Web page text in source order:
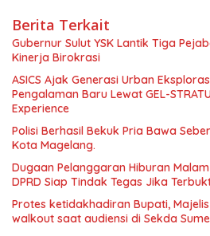
Berita Terkait
Gubernur Sulut YSK Lantik Tiga Pejabat Eselon II, Perkuat
Kinerja Birokrasi
ASICS Ajak Generasi Urban
Pengalaman Baru Lewat GEL-
Experience
Polisi Berhasil Bekuk Pria Bawa
Kota Magelang.
Dugaan Pelanggaran Hiburan Malam
DPRD Siap Tindak Tegas Jika
Protes ketidakhadiran Bupati,
walkout saat audiensi di Sekda